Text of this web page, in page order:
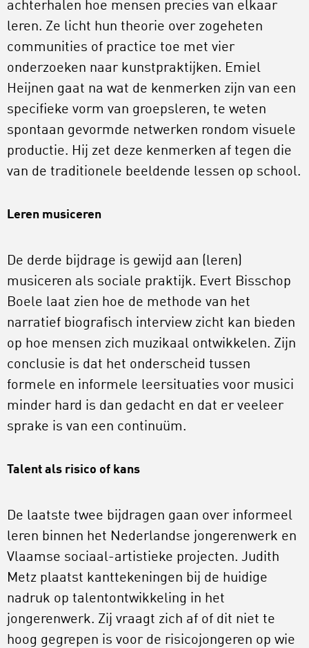
achterhalen hoe mensen precies van elkaar
leren. Ze licht hun theorie over zogeheten
communities of practice toe met vier
onderzoeken naar kunstpraktijken. Emiel
Heijnen gaat na wat de kenmerken zijn van een
specifieke vorm van groepsleren, te weten
spontaan gevormde netwerken rondom visuele
productie. Hij zet deze kenmerken af tegen die
van de traditionele beeldende lessen op school.
Leren musiceren
De derde bijdrage is gewijd aan (leren)
musiceren als sociale praktijk. Evert Bisschop
Boele laat zien hoe de methode van het
narratief biografisch interview zicht kan bieden
op hoe mensen zich muzikaal ontwikkelen. Zijn
conclusie is dat het onderscheid tussen
formele en informele leersituaties voor musici
minder hard is dan gedacht en dat er veeleer
sprake is van een continuüm.
Talent als risico of kans
De laatste twee bijdragen gaan over informeel
leren binnen het Nederlandse jongerenwerk en
Vlaamse sociaal-artistieke projecten. Judith
Metz plaatst kanttekeningen bij de huidige
nadruk op talentontwikkeling in het
jongerenwerk. Zij vraagt zich af of dit niet te
hoog gegrepen is voor de risicojongeren op wie